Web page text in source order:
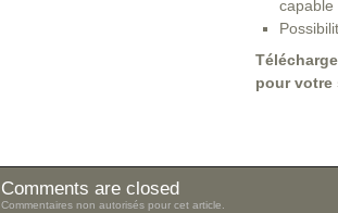
pour votre
Comments are closed
Commentaires non autorisés pour cet article.